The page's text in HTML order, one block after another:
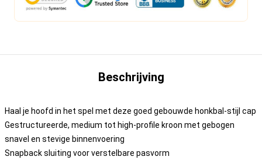
Beschrijving
Haal je hoofd in het spel met deze goed gebouwde honkbal-stijl cap
Gestructureerde, medium tot high-profile kroon met gebogen
snavel en stevige binnenvoering
Snapback sluiting voor verstelbare pasvorm